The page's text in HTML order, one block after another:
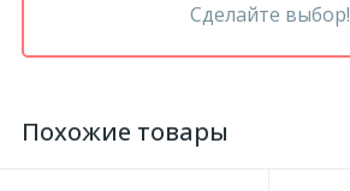
Сделайте выбор!
Похожие товары